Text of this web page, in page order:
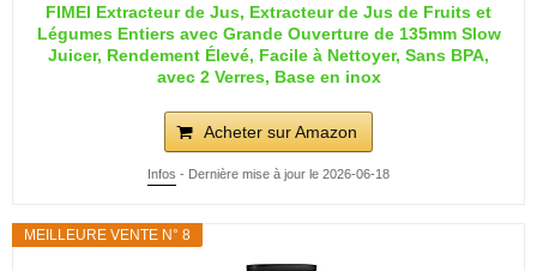
FIMEI Extracteur de Jus, Extracteur de Jus de Fruits et
Légumes Entiers avec Grande Ouverture de 135mm Slow
Juicer, Rendement Élevé, Facile à Nettoyer, Sans BPA,
avec 2 Verres, Base en inox
Acheter sur Amazon
Infos - Dernière mise à jour le 2026-06-18
MEILLEURE VENTE N° 8